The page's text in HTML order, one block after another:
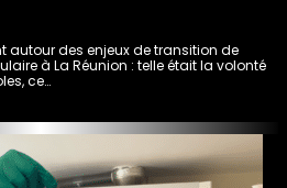
autour des enjeux de transition de
à La Réunion : telle était la volonté
ce…